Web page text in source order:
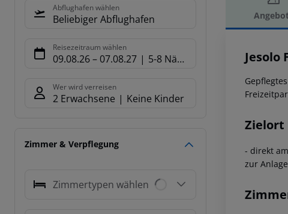
Abflughafen wählen
Beliebiger Abflughafen
Reisezeitraum wählen
09.08.26– 07.08.27 5-8 Nächte
Wer wird verreisen
2 Erwachsene Keine Kinder
Zimmer & Verpflegung
Zimmertypen wählen
Jesolo
Zielort
- direkt
zur